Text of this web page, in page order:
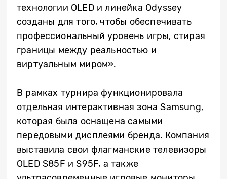
технологии OLED и линейка Odyssey
созданы для того, чтобы обеспечивать
профессиональный уровень игры, стирая
границы между реальностью и
виртуальным миром».
В рамках турнира функционировала
отдельная интерактивная зона Samsung,
которая была оснащена самыми
передовыми дисплеями бренда. Компания
выставила свои флагманские телевизоры
OLED S85F и S95F, а также